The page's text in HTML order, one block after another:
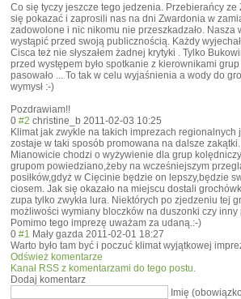
Co się tyczy jeszcze tego jedzenia. Przebierańcy
się pokazać i zaprosili nas na dni Zwardonia w
zadowolone i nic nikomu nie przeszkadzało.
wystąpić przed swoją publicznością. Każdy
Cisca też nie słyszałem żadnej krytyki . Tylko
przed występem było spotkanie z kierownikami
pasowało ... To tak w celu wyjaśnienia a wody do
wymysł :-)
Pozdrawiam!!
0 #2 christine_b 2011-02-03 10:25
Klimat jak zwykle na takich imprezach
zostaje w taki sposób promowana na dalsze
Mianowicie chodzi o wyżywienie dla grup
grupom powiedziano,żeby na wcześniejszym
posiłków,gdyż w Cięcinie będzie on lepszy,będzie
ciosem. Jak się okazało na miejscu dostali
zupa tylko zwykła lura. Niektórych po zjedzeniu tej
możliwości wymiany bloczków na duszonki czy inny
Pomimo tego imprezę uważam za udaną.:-)
0 #1 Mały gazda 2011-02-01 18:27
Warto było tam być i poczuć klimat wyjątkowej
Odśwież komentarze
Kanał RSS z komentarzami do tego postu.
Dodaj komentarz
Imię